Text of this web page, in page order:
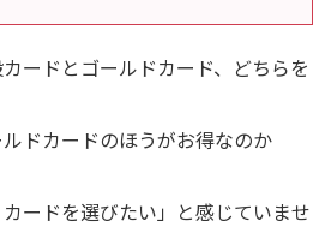
カードとゴールドカード、どちらを
ルドカードのほうがお得なのか
カードを選びたい」と感じていませ